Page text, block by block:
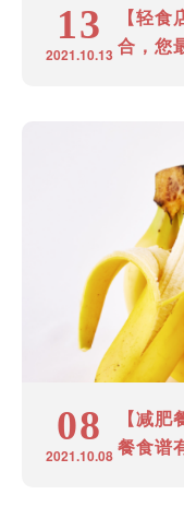
13
2021.10.13
【轻
合，您
08
2021.10.08
【减
餐食谱